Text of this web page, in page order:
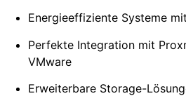
Energieeffiziente Systeme
Perfekte Integration mit
VMware
Erweiterbare Storage-